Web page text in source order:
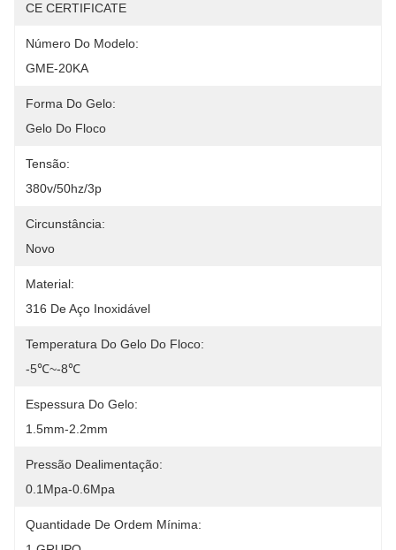
CE CERTIFICATE
Número Do Modelo:
GME-20KA
Forma Do Gelo:
Gelo Do Floco
Tensão:
380v/50hz/3p
Circunstância:
Novo
Material:
316 De Aço Inoxidável
Temperatura Do Gelo Do Floco:
-5℃~-8℃
Espessura Do Gelo:
1.5mm-2.2mm
Pressão Dealimentação:
0.1Mpa-0.6Mpa
Quantidade De Ordem Mínima: